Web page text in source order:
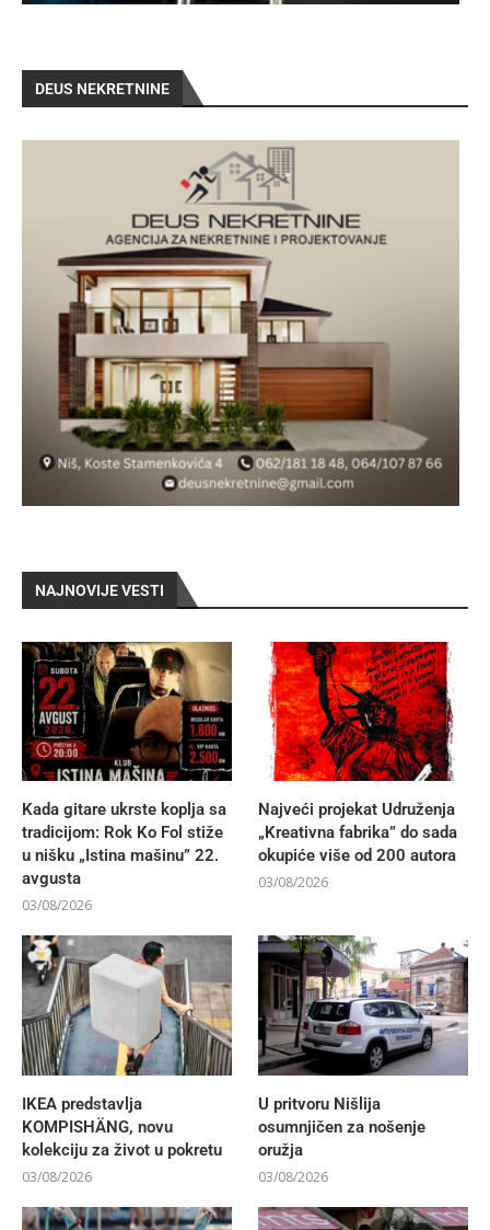
DEUS NEKRETNINE
NAJNOVIJE VESTI
Kada gitare ukrste koplja sa
tradicijom: Rok Ko Fol stiže
u nišku „Istina mašinu” 22.
avgusta
03/08/2026
Najveći projekat Udruženja
„Kreativna fabrika” do sada
okupiće više od 200 autora
03/08/2026
IKEA predstavlja
KOMPISHÄNG, novu
kolekciju za život u pokretu
03/08/2026
U pritvoru Nišlija
osumnjičen za nošenje
oružja
03/08/2026